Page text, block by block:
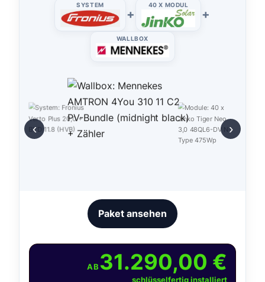
SYSTEM
+
40 X MODUL
+
WALLBOX
‹ ›
Paket ansehen
AB 31.290,00 €
schlüsselfertig installiert